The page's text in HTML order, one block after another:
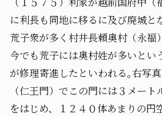
に利長も同地に移るに及び廃城と
荒子衆が多く村井長頼奥村（永福
今でも荒子には奥村姓が多いとい
が修理寄進したといわれる｡右写
（仁王門）でこの門には３メー
をはじめ、１２４０体あまりの円